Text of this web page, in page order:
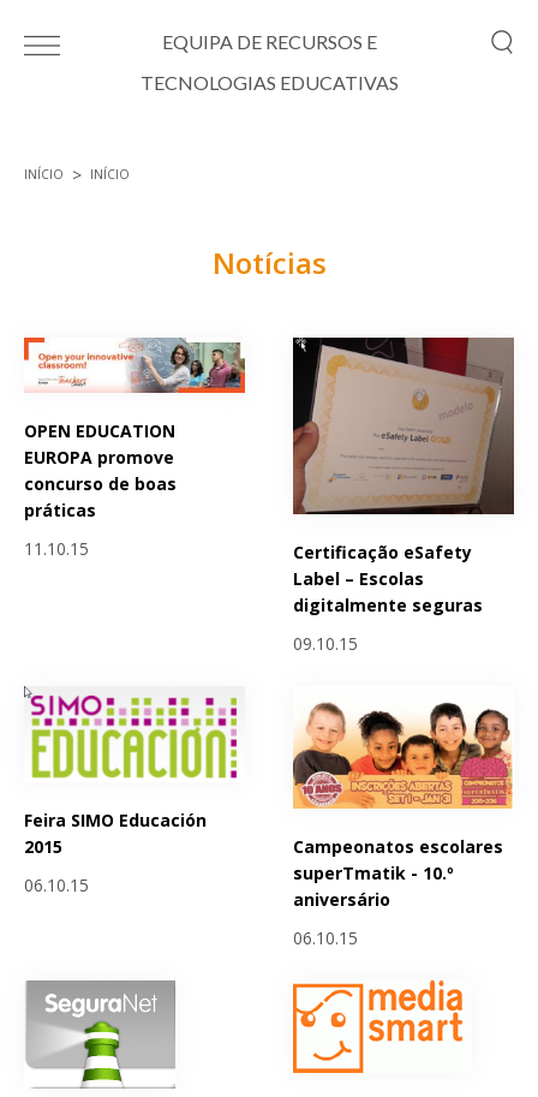
EQUIPA DE RECURSOS E
TECNOLOGIAS EDUCATIVAS
INÍCIO INÍCIO
Notícias
OPEN EDUCATION
EUROPA promove
concurso de boas
práticas
11.10.15
Certificação eSafety
Label – Escolas
digitalmente seguras
09.10.15
Feira SIMO Educación
2015
06.10.15
Campeonatos escolares
superTmatik - 10.º
aniversário
06.10.15
Páginas